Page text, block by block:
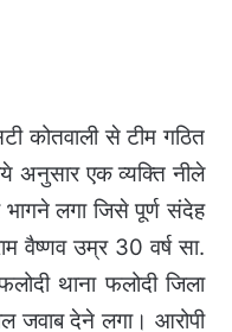
कोतवाली से टीम गठित
अनुसार एक व्यक्ति नीले
लगा जिसे पूर्ण संदेह
वैष्णव उम्र 30 वर्ष सा.
थाना फलोदी जिला
जवाब देने लगा। आरोपी